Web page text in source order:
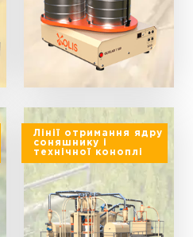
Лінії отримання ядру
соняшнику і
технічної коноплі